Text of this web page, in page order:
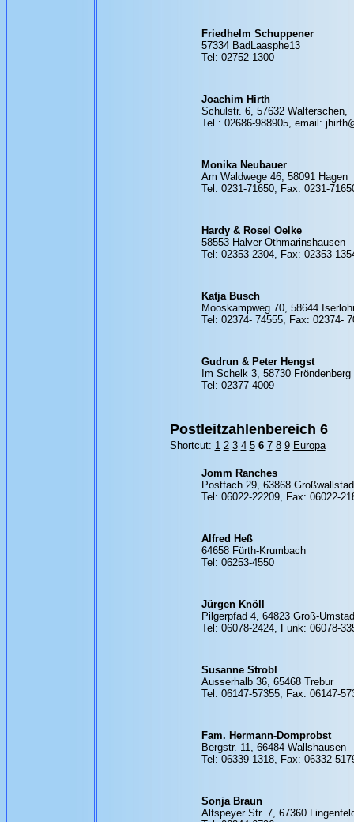
Friedhelm Schuppener
57334 BadLaasphe13
Tel: 02752-1300
Joachim Hirth
Schulstr. 6, 57632 Walterschen,
Tel.: 02686-988905, email:
Monika Neubauer
Am Waldwege 46, 58091 Hagen
Tel: 0231-71650, Fax: 0231-
Hardy & Rosel Oelke
58553 Halver-Othmarinshausen
Tel: 02353-2304, Fax: 02353-
Katja Busch
Mooskampweg 70, 58644
Tel: 02374- 74555, Fax: 02374-
Gudrun & Peter Hengst
Im Schelk 3, 58730 Fröndenberg
Tel: 02377-4009
Postleitzahlenbereich 6
Shortcut: 1 2 3 4 5 6 7 8 9 Europa
Jomm Ranches
Postfach 29, 63868
Tel: 06022-22209, Fax: 06022-
Alfred Heß
64658 Fürth-Krumbach
Tel: 06253-4550
Jürgen Knöll
Pilgerpfad 4, 64823 Groß-
Tel: 06078-2424, Funk: 06078-
Susanne Strobl
Ausserhalb 36, 65468 Trebur
Tel: 06147-57355, Fax: 06147-
Fam. Hermann-Domprobst
Bergstr. 11, 66484 Wallshausen
Tel: 06339-1318, Fax: 06332-
Sonja Braun
Altspeyer Str. 7, 67360